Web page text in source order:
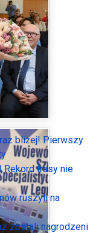
bliżej! Pierwszy
Rekord trasy nie
ruszyli na
zostali nagrodzeni